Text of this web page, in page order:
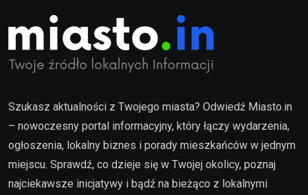
Szukasz aktualności z Twojego miasta? Odwiedź Miasto.in
– nowoczesny portal informacyjny, który łączy wydarzenia,
ogłoszenia, lokalny biznes i porady mieszkańców w jednym
miejscu. Sprawdź, co dzieje się w Twojej okolicy, poznaj
najciekawsze inicjatywy i bądź na bieżąco z lokalnymi